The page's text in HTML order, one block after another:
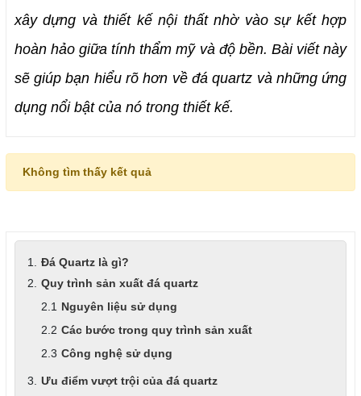
xây dựng và thiết kế nội thất nhờ vào sự kết hợp
hoàn hảo giữa tính thẩm mỹ và độ bền. Bài viết này
sẽ giúp bạn hiểu rõ hơn về đá quartz và những ứng
dụng nổi bật của nó trong thiết kế.
Không tìm thấy kết quả
Đá Quartz là gì?
Quy trình sản xuất đá quartz
Nguyên liệu sử dụng
Các bước trong quy trình sản xuất
Công nghệ sử dụng
Ưu điểm vượt trội của đá quartz